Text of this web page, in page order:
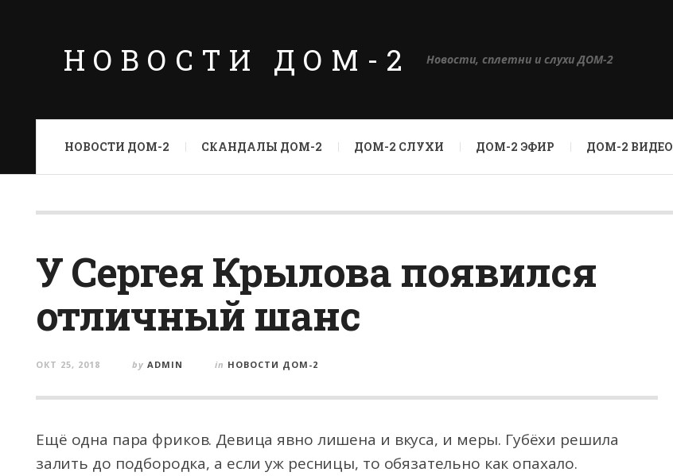
НОВОСТИ ДОМ-2 Новости, сплетни и слухи ДОМ-2
НОВОСТИ ДОМ-2 СКАНДАЛЫ ДОМ-2 ДОМ-2 СЛУХИ ДОМ-2 ЭФИР ДОМ-2 ВИДЕО
У Сергея Крылова появился
отличный шанс
ОКТ 25, 2018 by ADMIN in НОВОСТИ ДОМ-2
Ещё одна пара фриков. Девица явно лишена и вкуса, и меры. Губёхи решила
залить до подбородка, а если уж ресницы, то обязательно как опахало.